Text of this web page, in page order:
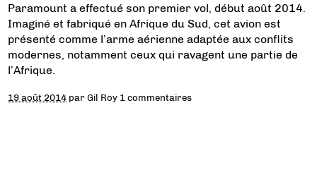
Paramount a effectué son premier vol, début août 2014.
Imaginé et fabriqué en Afrique du Sud, cet avion est
présenté comme l’arme aérienne adaptée aux conflits
modernes, notamment ceux qui ravagent une partie de
l’Afrique.
19 août 2014 parGil Roy 1 commentaires